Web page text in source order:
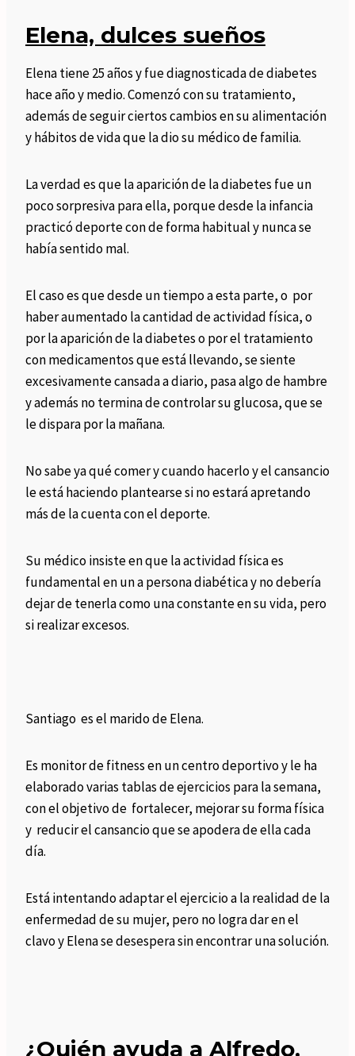
Elena, dulces sueños
Elena tiene 25 años y fue diagnosticada de diabetes
hace año y medio. Comenzó con su tratamiento,
además de seguir ciertos cambios en su alimentación
y hábitos de vida que la dio su médico de familia.
La verdad es que la aparición de la diabetes fue un
poco sorpresiva para ella, porque desde la infancia
practicó deporte con de forma habitual y nunca se
había sentido mal.
El caso es que desde un tiempo a esta parte, o por
haber aumentado la cantidad de actividad física, o
por la aparición de la diabetes o por el tratamiento
con medicamentos que está llevando, se siente
excesivamente cansada a diario, pasa algo de hambre
y además no termina de controlar su glucosa, que se
le dispara por la mañana.
No sabe ya qué comer y cuando hacerlo y el cansancio
le está haciendo plantearse si no estará apretando
más de la cuenta con el deporte.
Su médico insiste en que la actividad física es
fundamental en un a persona diabética y no debería
dejar de tenerla como una constante en su vida, pero
si realizar excesos.
Santiago es el marido de Elena.
Es monitor de fitness en un centro deportivo y le ha
elaborado varias tablas de ejercicios para la semana,
con el objetivo de fortalecer, mejorar su forma física
y reducir el cansancio que se apodera de ella cada
día.
Está intentando adaptar el ejercicio a la realidad de la
enfermedad de su mujer, pero no logra dar en el
clavo y Elena se desespera sin encontrar una solución.
¿Quién ayuda a Alfredo,